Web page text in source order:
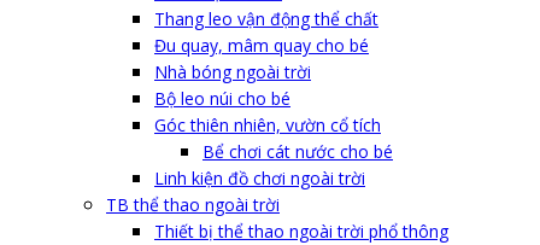
Thang leo vận động thể chất
Đu quay, mâm quay cho bé
Nhà bóng ngoài trời
Bộ leo núi cho bé
Góc thiên nhiên, vườn cổ tích
Bể chơi cát nước cho bé
Linh kiện đồ chơi ngoài trời
TB thể thao ngoài trời
Thiết bị thể thao ngoài trời phổ thông